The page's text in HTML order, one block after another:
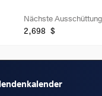
Nächste Ausschüttung
2,698 $